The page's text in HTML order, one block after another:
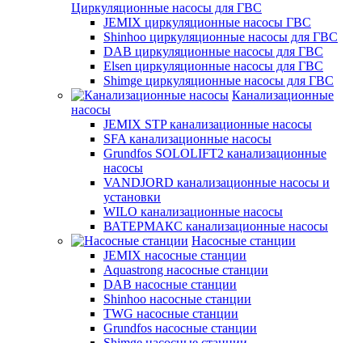
Циркуляционные насосы для ГВС
JEMIX циркуляционные насосы ГВС
Shinhoo циркуляционные насосы для ГВС
DAB циркуляционные насосы для ГВС
Elsen циркуляционные насосы для ГВС
Shimge циркуляционные насосы для ГВС
Канализационные
насосы
JEMIX STP канализационные насосы
SFA канализационные насосы
Grundfos SOLOLIFT2 канализационные
насосы
VANDJORD канализационные насосы и
установки
WILO канализационные насосы
ВАТЕРМАКС канализационные насосы
Насосные станции
JEMIX насосные станции
Aquastrong насосные станции
DAB насосные станции
Shinhoo насосные станции
TWG насосные станции
Grundfos насосные станции